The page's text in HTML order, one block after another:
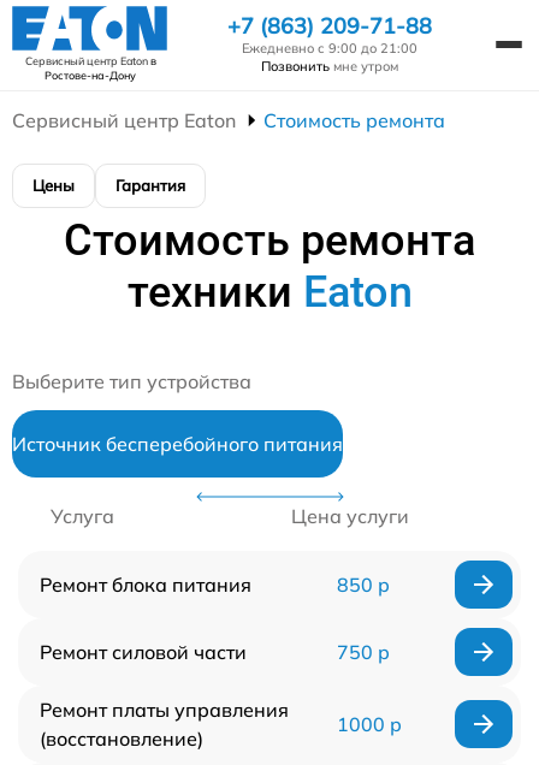
Сервисный центр Eatonв
Ростове-на-Дону
+7 (863) 209-71-88
Ежедневно с 9:00 до 21:00
Позвонить мне утром
Сервисный центр Eaton Стоимость ремонта
Цены Гарантия
Стоимость ремонта
техники Eaton
Выберите тип устройства
Источник бесперебойного питания
Услуга Цена услуги
Ремонт блока питания 850 р
Ремонт силовой части 750 р
Ремонт платы управления
(восстановление)
1000 р